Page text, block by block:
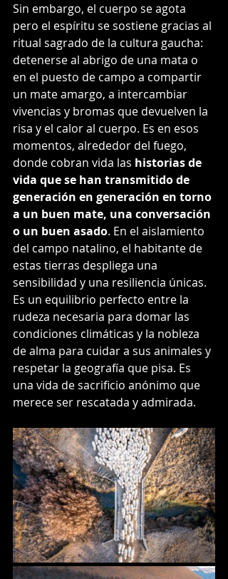
Sin embargo, el cuerpo se agota
pero el espíritu se sostiene gracias al
ritual sagrado de la cultura gaucha:
detenerse al abrigo de una mata o
en el puesto de campo a compartir
un mate amargo, a intercambiar
vivencias y bromas que devuelven la
risa y el calor al cuerpo. Es en esos
momentos, alrededor del fuego,
donde cobran vida las historias de
vida que se han transmitido de
generación en generación en torno
a un buen mate, una conversación
o un buen asado. En el aislamiento
del campo natalino, el habitante de
estas tierras despliega una
sensibilidad y una resiliencia únicas.
Es un equilibrio perfecto entre la
rudeza necesaria para domar las
condiciones climáticas y la nobleza
de alma para cuidar a sus animales y
respetar la geografía que pisa. Es
una vida de sacrificio anónimo que
merece ser rescatada y admirada.